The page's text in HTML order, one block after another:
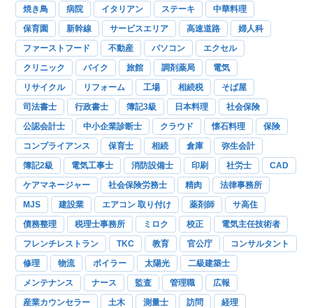
焼き鳥
病院 イタリアン ステーキ
中華料理
保育園
新幹線 サービスエリア 高速道路
婦人科
ファーストフード
不動産 パソコン
エクセル
クリニック
バイク 旅館 調剤薬局
電気
リサイクル
リフォーム 工場 相続税
そば屋
司法書士
行政書士 簿記3級 日本料理
社会保険
公認会計士
中小企業診断士 クラウド 懐石料理
保険
コンプライアンス
保育士 相続 倉庫
弥生会計
簿記2級
電気工事士 消防設備士 印刷 社労士
CAD
ケアマネージャー
社会保険労務士 精肉
法律事務所
MJS
建設業 エアコン 取り付け 薬剤師
サ高住
債務整理
税理士事務所 ミロク 校正
電気主任技術者
フレンチレストラン
TKC 教育 官公庁
コンサルタント
修理
物流 ボイラー 太陽光
二級建築士
メンテナンス
ナース 監査 管理職
広報
産業カウンセラー
土木 測量士 訪問
経理